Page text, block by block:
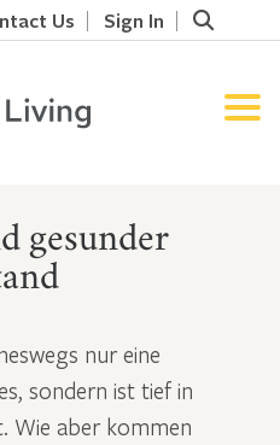
Us Sign In
gesunder
nur eine
sondern ist tief in
Wie aber kommen